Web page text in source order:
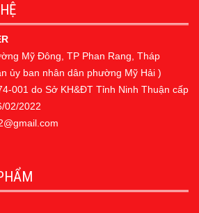
Mỹ Đông, TP Phan Rang, Tháp
ủy ban nhân dân phường Mỹ Hải )
001 do Sở KH&ĐT Tỉnh Ninh Thuận cấp
02/2022